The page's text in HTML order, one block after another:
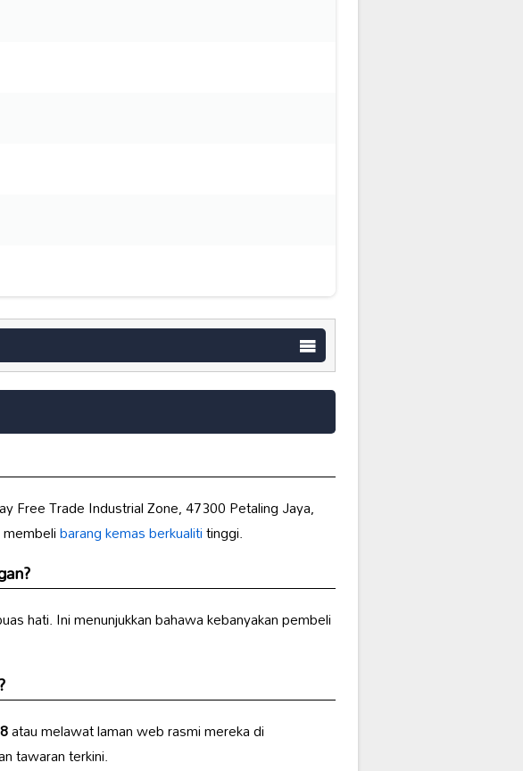
Free Trade Industrial Zone, 47300 Petaling Jaya,
barang kemas berkualititinggi.
hati. Ini menunjukkan bahawa kebanyakan pembeli
atau melawat laman web rasmi mereka di
tawaran terkini.